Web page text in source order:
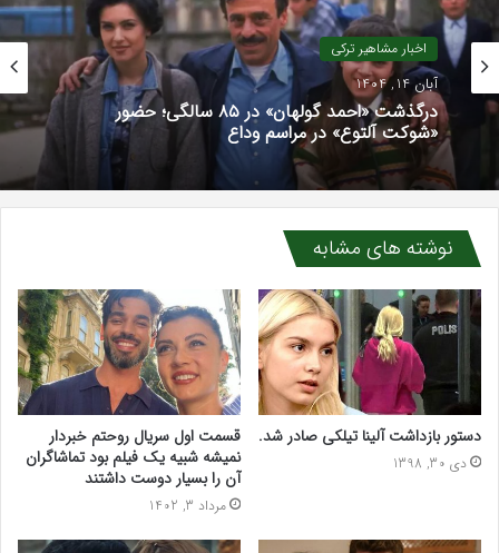
اخبار مشاهیر ترکی
1 هفته پیش
واکنش تند اجه ارکن به شایعه‌های اخیر؛ «پاسخ
افتراها را در دادگاه می‌دهم»
اخبار مشاهیر ترکی
آبان 14, 1404
«شوکت آلتوع» در مراسم وداع
نوشته های مشابه
دستور بازداشت آلینا تیلکی صادر شد.
دی 30, 1398
قسمت اول سریال روحتم خبردار
نمیشه شبیه یک فیلم بود تماشاگران
آن را بسیار دوست داشتند
مرداد 3, 1402